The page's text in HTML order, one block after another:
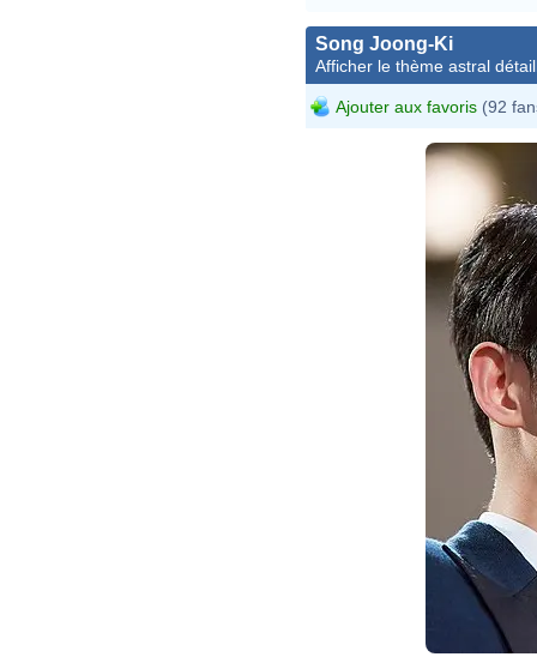
Song Joong-Ki
Afficher le thème astral
Ajouter aux favoris (92